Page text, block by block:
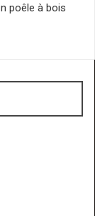
poêle à bois